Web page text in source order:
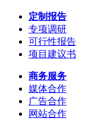
定制报告
专项调研
可行性报告
项目建议书
商务服务
媒体合作
广告合作
网站合作